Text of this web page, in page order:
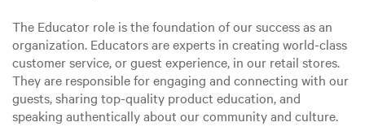
The Educator role is the foundation of our success as an
organization. Educators are experts in creating world-class
customer service, or guest experience, in our retail stores.
They are responsible for engaging and connecting with our
guests, sharing top-quality product education, and
speaking authentically about our community and culture.